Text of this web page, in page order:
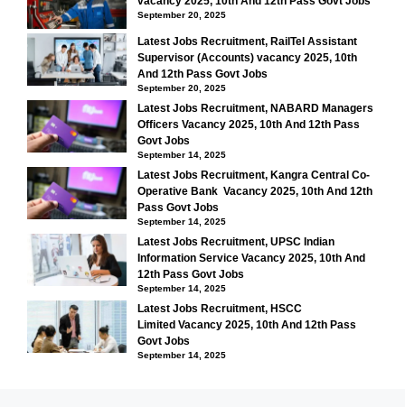
September 20, 2025
Latest Jobs Recruitment, RailTel Assistant
Supervisor (Accounts) vacancy 2025, 10th
And 12th Pass Govt Jobs
September 20, 2025
Latest Jobs Recruitment, NABARD Managers
Officers Vacancy 2025, 10th And 12th Pass
Govt Jobs
September 14, 2025
Latest Jobs Recruitment, Kangra Central Co-
Operative Bank Vacancy 2025, 10th And 12th
Pass Govt Jobs
September 14, 2025
Latest Jobs Recruitment, UPSC Indian
Information Service Vacancy 2025, 10th And
12th Pass Govt Jobs
September 14, 2025
Latest Jobs Recruitment, HSCC
Limited Vacancy 2025, 10th And 12th Pass
Govt Jobs
September 14, 2025